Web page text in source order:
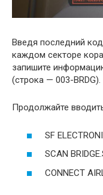
Введя последний
каждом секторе
запишите
(строка — 003-BRDG).
Продолжайте
SF
SCAN
CONNECT